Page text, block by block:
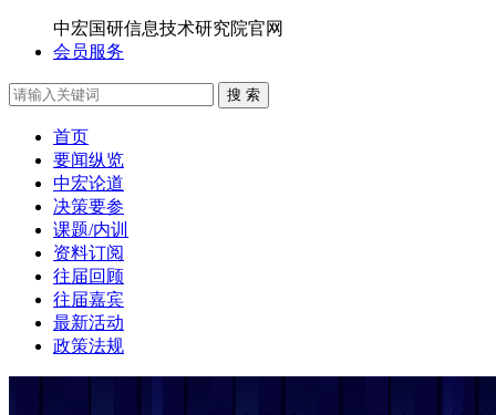
中宏国研信息技术研究院官网
会员服务
搜 索
首页
要闻纵览
中宏论道
决策要参
课题/内训
资料订阅
往届回顾
往届嘉宾
最新活动
政策法规